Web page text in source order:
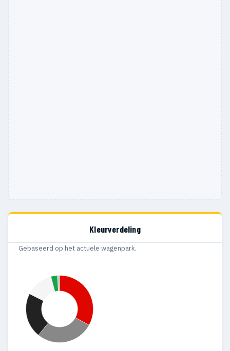
Kleurverdeling
Gebaseerd op het actuele wagenpark.